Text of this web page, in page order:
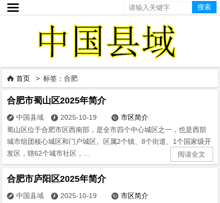

 首页 > 标签：合肥
合肥市蜀山区2025年简介
 中国县域  2025-10-19  市区简介
蜀山区位于合肥市区西南部，是全市四个中心城区之一，也是西部
城市组团核心城区和门户城区。区属2个镇、8个街道、1个国家级开
发区，辖62个城市社区，...
阅读全文
合肥市庐阳区2025年简介
 中国县域  2025-10-19  市区简介